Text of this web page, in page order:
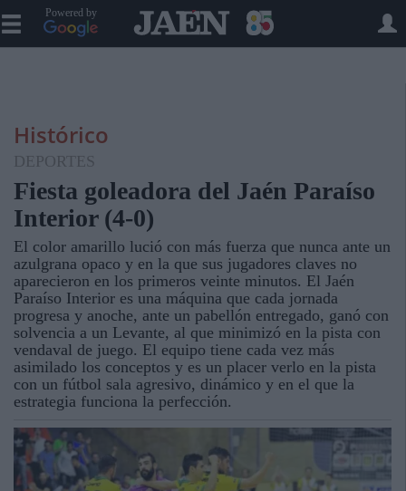
Powered by
Histórico
DEPORTES
Fiesta goleadora del Jaén Paraíso
Interior (4-0)
El color amarillo lució con más fuerza que nunca ante un
azulgrana opaco y en la que sus jugadores claves no
aparecieron en los primeros veinte minutos. El Jaén
Paraíso Interior es una máquina que cada jornada
progresa y anoche, ante un pabellón entregado, ganó con
solvencia a un Levante, al que minimizó en la pista con
vendaval de juego. El equipo tiene cada vez más
asimilado los conceptos y es un placer verlo en la pista
con un fútbol sala agresivo, dinámico y en el que la
estrategia funciona la perfección.